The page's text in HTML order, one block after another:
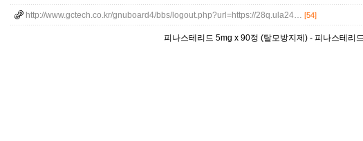
http://www.gctech.co.kr/gnuboard4/bbs/logout.php?url=https://28q.ula24… [54]
피나스테리드 5mg x 90정 (탈모방지제) - 피나스테리